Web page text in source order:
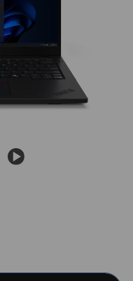
Laptop